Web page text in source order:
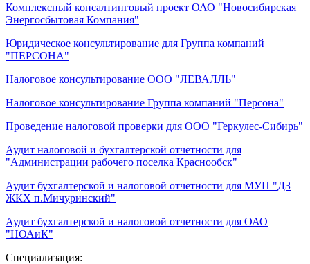
Комплексный консалтинговый проект ОАО "Новосибирская
Энергосбытовая Компания"
Юридическое консультирование для Группа компаний
"ПЕРСОНА"
Налоговое консультирование ООО "ЛЕВАЛЛЬ"
Налоговое консультирование Группа компаний "Персона"
Проведение налоговой проверки для ООО "Геркулес-Сибирь"
Аудит налоговой и бухгалтерской отчетности для
"Администрации рабочего поселка Краснообск"
Аудит бухгалтерской и налоговой отчетности для МУП "ДЗ
ЖКХ п.Мичуринский"
Аудит бухгалтерской и налоговой отчетности для ОАО
"НОАиК"
Специализация: